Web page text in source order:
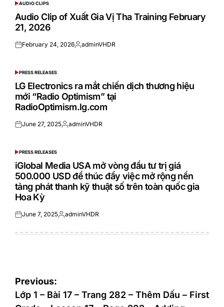
POSTED
IN
AUDIO CLIPS
Audio Clip of Xuất Gia Vị Tha Training February
21, 2026
Posted
February 24, 2026Posted
adminVHDR
POSTED
IN
PRESS RELEASES
LG Electronics ra mắt chiến dịch thương hiệu
mới “Radio Optimism” tại
RadioOptimism.lg.com
Posted
June 27, 2025Posted
adminVHDR
POSTED
IN
PRESS RELEASES
iGlobal Media USA mở vòng đầu tư trị giá
500.000 USD để thúc đẩy việc mở rộng nền
tảng phát thanh kỹ thuật số trên toàn quốc gia
Hoa Kỳ
Posted
June 7, 2025Posted
adminVHDR
Post
navigation
Previous:
Lớp 1 – Bài 17 – Trang 282 – Thêm Dấu – First